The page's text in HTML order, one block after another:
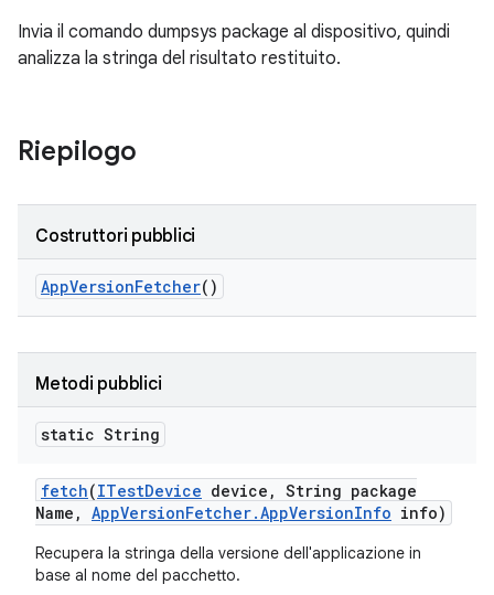
Invia il comando dumpsys package al dispositivo, quindi
analizza la stringa del risultato restituito.
Riepilogo
Costruttori pubblici
AppVersionFetcher()
Metodi pubblici
static String
fetch(ITestDevice device , String package
Name , AppVersionFetcher.AppVersionInfo info)
Recupera la stringa della versione dell'applicazione in
base al nome del pacchetto.